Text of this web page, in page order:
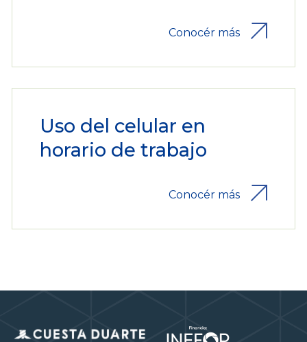
Conocér más
Uso del celular en
horario de trabajo
Conocér más